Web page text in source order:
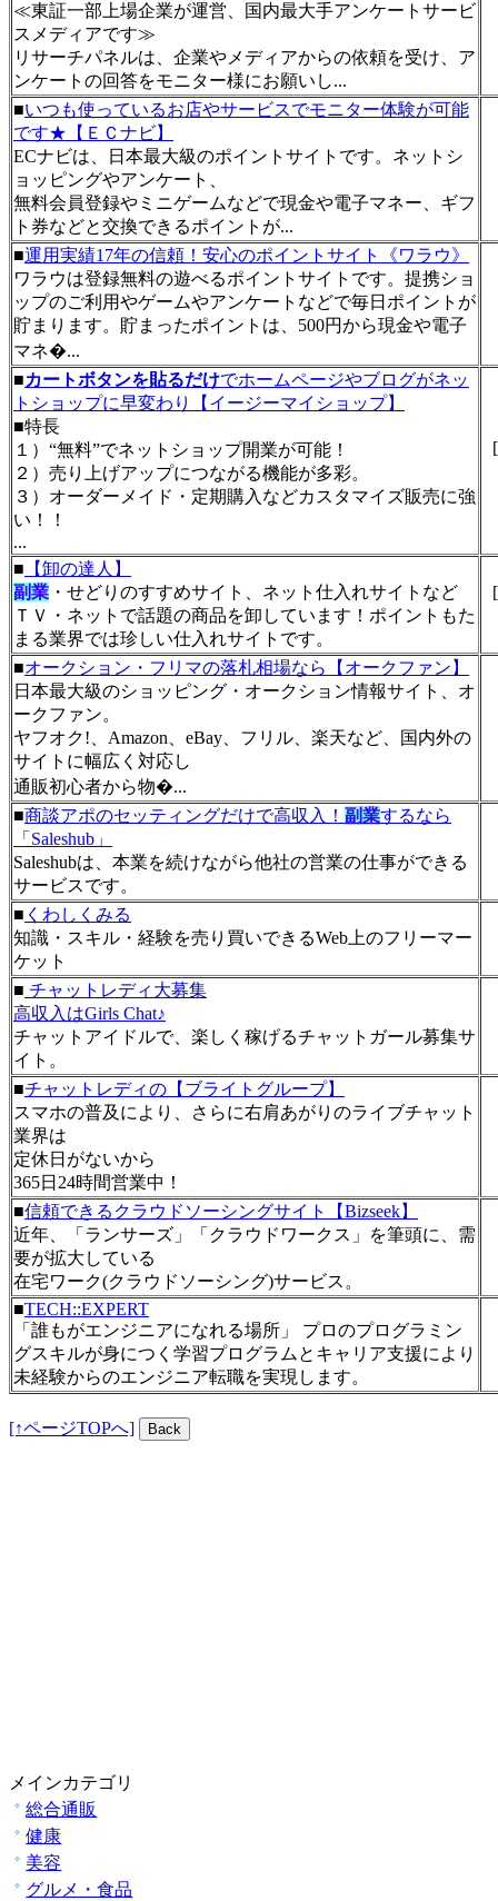
≪東証一部上場企業が運営、国内最大手アンケートサービ
スメディアです≫
リサーチパネルは、企業やメディアからの依頼を受け、ア
ンケートの回答をモニター様にお願いし...
■いつも使っているお店やサービスでモニター体験が可能
です★【ＥＣナビ】
ECナビは、日本最大級のポイントサイトです。ネットシ
ョッピングやアンケート、
無料会員登録やミニゲームなどで現金や電子マネー、ギフ
ト券などと交換できるポイントが...
■運用実績17年の信頼！安心のポイントサイト《ワラウ》
ワラウは登録無料の遊べるポイントサイトです。提携ショ
ップのご利用やゲームやアンケートなどで毎日ポイントが
貯まります。貯まったポイントは、500円から現金や電子
マネ�...
■カートボタンを貼るだけでホームページやブログがネッ
トショップに早変わり【イージーマイショップ】
■特長
１）“無料”でネットショップ開業が可能！
２）売り上げアップにつながる機能が多彩。
３）オーダーメイド・定期購入などカスタマイズ販売に強
い！！
...
[
■ 【卸の達人】
副業 ・せどりのすすめサイト、ネット仕入れサイトなど
ＴＶ・ネットで話題の商品を卸しています！ポイントもた
まる業界では珍しい仕入れサイトです。
[
■オークション・フリマの落札相場なら【オークファン】
日本最大級のショッピング・オークション情報サイト、オ
ークファン。
ヤフオク!、Amazon、eBay、フリル、楽天など、国内外の
サイトに幅広く対応し
通販初心者から物�...
■商談アポのセッティングだけで高収入！ 副業するなら
「Saleshub」
Saleshubは、本業を続けながら他社の営業の仕事ができる
サービスです。
■ くわしくみる
知識・スキル・経験を売り買いできるWeb上のフリーマー
ケット
■ チャットレディ大募集
高収入はGirls Chat♪
チャットアイドルで、楽しく稼げるチャットガール募集サ
イト。
■チャットレディの【ブライトグループ】
スマホの普及により、さらに右肩あがりのライブチャット
業界は
定休日がないから
365日24時間営業中！
■信頼できるクラウドソーシングサイト【Bizseek】
近年、「ランサーズ」「クラウドワークス」を筆頭に、需
要が拡大している
在宅ワーク(クラウドソーシング)サービス。
■TECH::EXPERT
「誰もがエンジニアになれる場所」 プロのプログラミン
グスキルが身につく学習プログラムとキャリア支援により
未経験からのエンジニア転職を実現します。
[↑ページTOPへ]
メインカテゴリ
総合通販
健康
美容
グルメ・食品